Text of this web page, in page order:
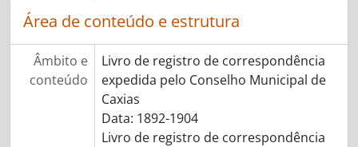
Área de conteúdo e estrutura
Âmbito e
conteúdo
Livro de registro de correspondência
expedida pelo Conselho Municipal de
Caxias
Data: 1892-1904
Livro de registro de correspondência